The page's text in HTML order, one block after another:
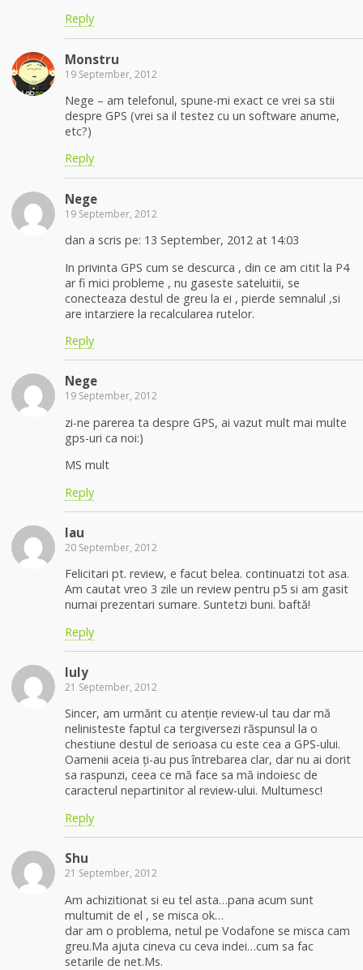
Reply
Monstru
19 September, 2012
Nege – am telefonul, spune-mi exact ce vrei sa stii
despre GPS (vrei sa il testez cu un software anume,
etc?)
Reply
Nege
19 September, 2012
dan a scris pe: 13 September, 2012 at 14:03
In privinta GPS cum se descurca , din ce am citit la P4
ar fi mici probleme , nu gaseste sateluitii, se
conecteaza destul de greu la ei , pierde semnalul ,si
are intarziere la recalcularea rutelor.
Reply
Nege
19 September, 2012
zi-ne parerea ta despre GPS, ai vazut mult mai multe
gps-uri ca noi:)
MS mult
Reply
lau
20 September, 2012
Felicitari pt. review, e facut belea. continuatzi tot asa.
Am cautat vreo 3 zile un review pentru p5 si am gasit
numai prezentari sumare. Suntetzi buni. baftă!
Reply
Iuly
21 September, 2012
Sincer, am urmărit cu atenție review-ul tau dar mă
nelinisteste faptul ca tergiversezi răspunsul la o
chestiune destul de serioasa cu este cea a GPS-ului.
Oamenii aceia ți-au pus întrebarea clar, dar nu ai dorit
sa raspunzi, ceea ce mă face sa mă indoiesc de
caracterul nepartinitor al review-ului. Multumesc!
Reply
Shu
21 September, 2012
Am achizitionat si eu tel asta…pana acum sunt
multumit de el , se misca ok…
dar am o problema, netul pe Vodafone se misca cam
greu.Ma ajuta cineva cu ceva indei…cum sa fac
setarile de net.Ms.